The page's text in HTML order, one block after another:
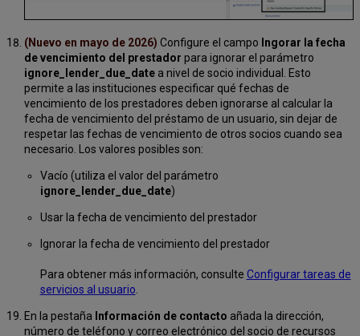
(Nuevo en mayo de 2026) Configure el campo Ingorar la fecha
de vencimiento del prestador para ignorar el parámetro
ignore_lender_due_date a nivel de socio individual. Esto
permite a las instituciones especificar qué fechas de
vencimiento de los prestadores deben ignorarse al calcular la
fecha de vencimiento del préstamo de un usuario, sin dejar de
respetar las fechas de vencimiento de otros socios cuando sea
necesario. Los valores posibles son:
Vacío (utiliza el valor del parámetro
ignore_lender_due_date)
Usar la fecha de vencimiento del prestador
Ignorar la fecha de vencimiento del prestador
Para obtener más información, consulte Configurar tareas de
servicios al usuario.
En la pestaña Información de contacto añada la dirección,
número de teléfono y correo electrónico del socio de recursos